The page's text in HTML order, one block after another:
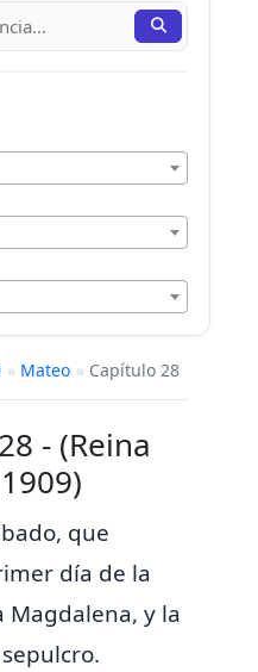
» Mateo » Capítulo 28
- (Reina
que
día de la
Magdalena, y la